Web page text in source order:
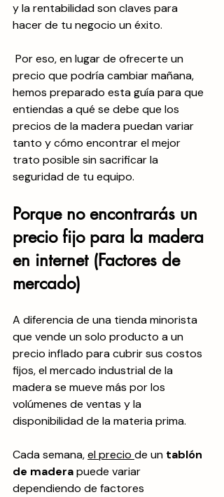
y la rentabilidad son claves para
hacer de tu negocio un éxito.
precio que podría cambiar mañana,
hemos preparado esta guía para que
entiendas a qué se debe que los
precios de la madera puedan variar
tanto y cómo encontrar el mejor
trato posible sin sacrificar la
seguridad de tu equipo.
Porque no encontrarás un
precio fijo para la madera
en internet (Factores de
mercado)
A diferencia de una tienda minorista
que vende un solo producto a un
precio inflado para cubrir sus costos
fijos, el mercado industrial de la
madera se mueve más por los
volúmenes de ventas y la
disponibilidad de la materia prima.
Cada semana, el precio de un tablón
de madera puede variar
dependiendo de factores